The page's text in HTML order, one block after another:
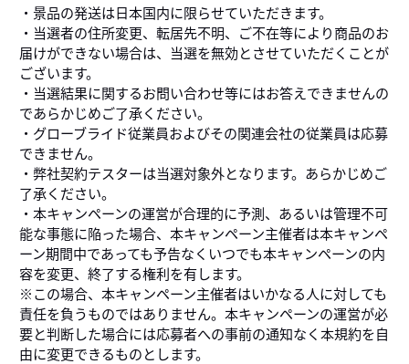
・景品の発送は日本国内に限らせていただきます。
・当選者の住所変更、転居先不明、ご不在等により商品のお
届けができない場合は、当選を無効とさせていただくことが
ございます。
・当選結果に関するお問い合わせ等にはお答えできませんの
であらかじめご了承ください。
・グローブライド従業員およびその関連会社の従業員は応募
できません。
・弊社契約テスターは当選対象外となります。あらかじめご
了承ください。
・本キャンペーンの運営が合理的に予測、あるいは管理不可
能な事態に陥った場合、本キャンペーン主催者は本キャンペ
ーン期間中であっても予告なくいつでも本キャンペーンの内
容を変更、終了する権利を有します。
※この場合、本キャンペーン主催者はいかなる人に対しても
責任を負うものではありません。本キャンペーンの運営が必
要と判断した場合には応募者への事前の通知なく本規約を自
由に変更できるものとします。